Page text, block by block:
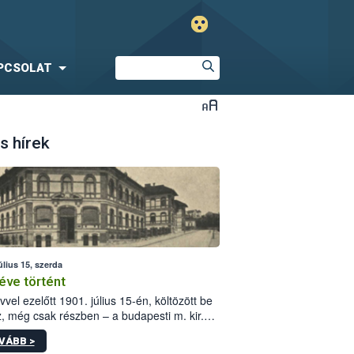
hírek
15, szerda
történt
ezelőtt 1901. július 15-én, költözött be
még csak részben – a budapesti m. kir.
állomás a Kis Rókus utca
alatti, Czigler Győző által tervezett új
>